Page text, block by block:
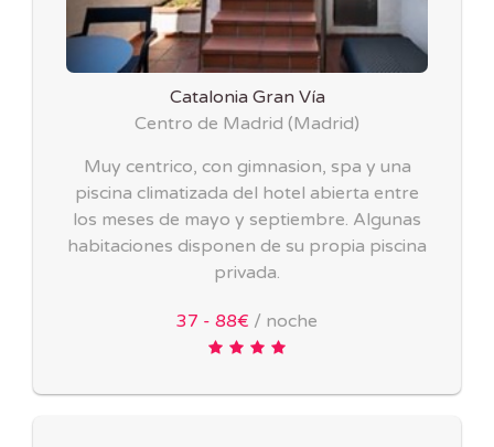
Catalonia Gran Vía
Centro de Madrid (Madrid)
Muy centrico, con gimnasion, spa y una
piscina climatizada del hotel abierta entre
los meses de mayo y septiembre. Algunas
habitaciones disponen de su propia piscina
privada.
37 - 88€ / noche